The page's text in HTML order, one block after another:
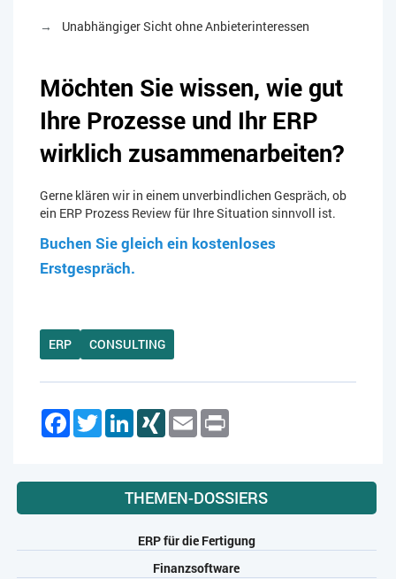
Unabhängiger Sicht ohne Anbieterinteressen
Möchten Sie wissen, wie gut
Ihre Prozesse und Ihr ERP
wirklich zusammenarbeiten?
Gerne klären wir in einem unverbindlichen Gespräch, ob
ein ERP Prozess Review für Ihre Situation sinnvoll ist.
Buchen Sie gleich ein kostenloses
Erstgespräch.
ERP CONSULTING
FacebookTwitterLinkedInXING Email
THEMEN-DOSSIERS
ERP für die Fertigung
Finanzsoftware